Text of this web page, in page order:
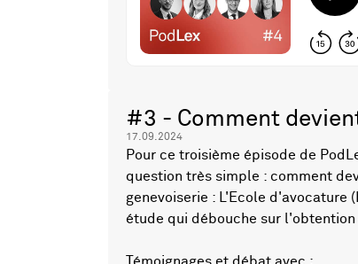
#3 - Comment
17.09.2024
Pour ce troisième épisode de
question très simple : comment
genevoiserie : L'Ecole d'avocature
étude qui débouche sur l'obtention